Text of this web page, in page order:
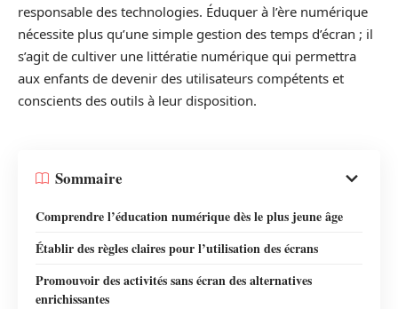
responsable des technologies. Éduquer à l’ère numérique
nécessite plus qu’une simple gestion des temps d’écran ; il
s’agit de cultiver une littératie numérique qui permettra
aux enfants de devenir des utilisateurs compétents et
conscients des outils à leur disposition.
Sommaire
Comprendre l’éducation numérique dès le plus jeune âge
Établir des règles claires pour l’utilisation des écrans
Promouvoir des activités sans écran des alternatives
enrichissantes